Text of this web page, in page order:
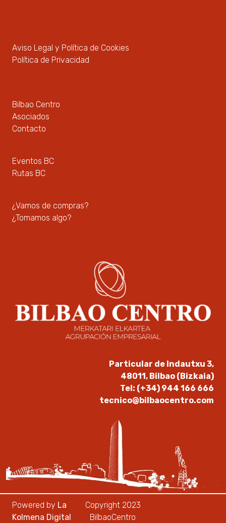
Aviso Legal y Política de Cookies
Política de Privacidad
Bilbao Centro
Asociados
Contacto
Eventos BC
Rutas BC
¿Vamos de compras?
¿Tomamos algo?
Particular de Indautxu 3,
48011, Bilbao (Bizkaia)
Tel: (+34) 944 166 666
tecnico@bilbaocentro.com
Powered by La
Kolmena Digital
Copyright 2023
BilbaoCentro